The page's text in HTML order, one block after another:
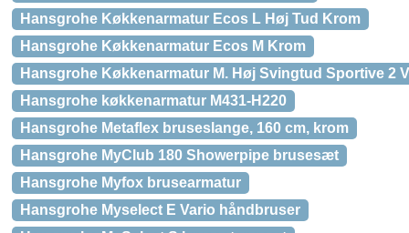
Hansgrohe Køkkenarmatur Ecos L Høj Tud Krom
Hansgrohe Køkkenarmatur Ecos M Krom
Hansgrohe Køkkenarmatur M. Høj Svingtud Sportive 2
Hansgrohe køkkenarmatur M431-H220
Hansgrohe Metaflex bruseslange, 160 cm, krom
Hansgrohe MyClub 180 Showerpipe brusesæt
Hansgrohe Myfox brusearmatur
Hansgrohe Myselect E Vario håndbruser